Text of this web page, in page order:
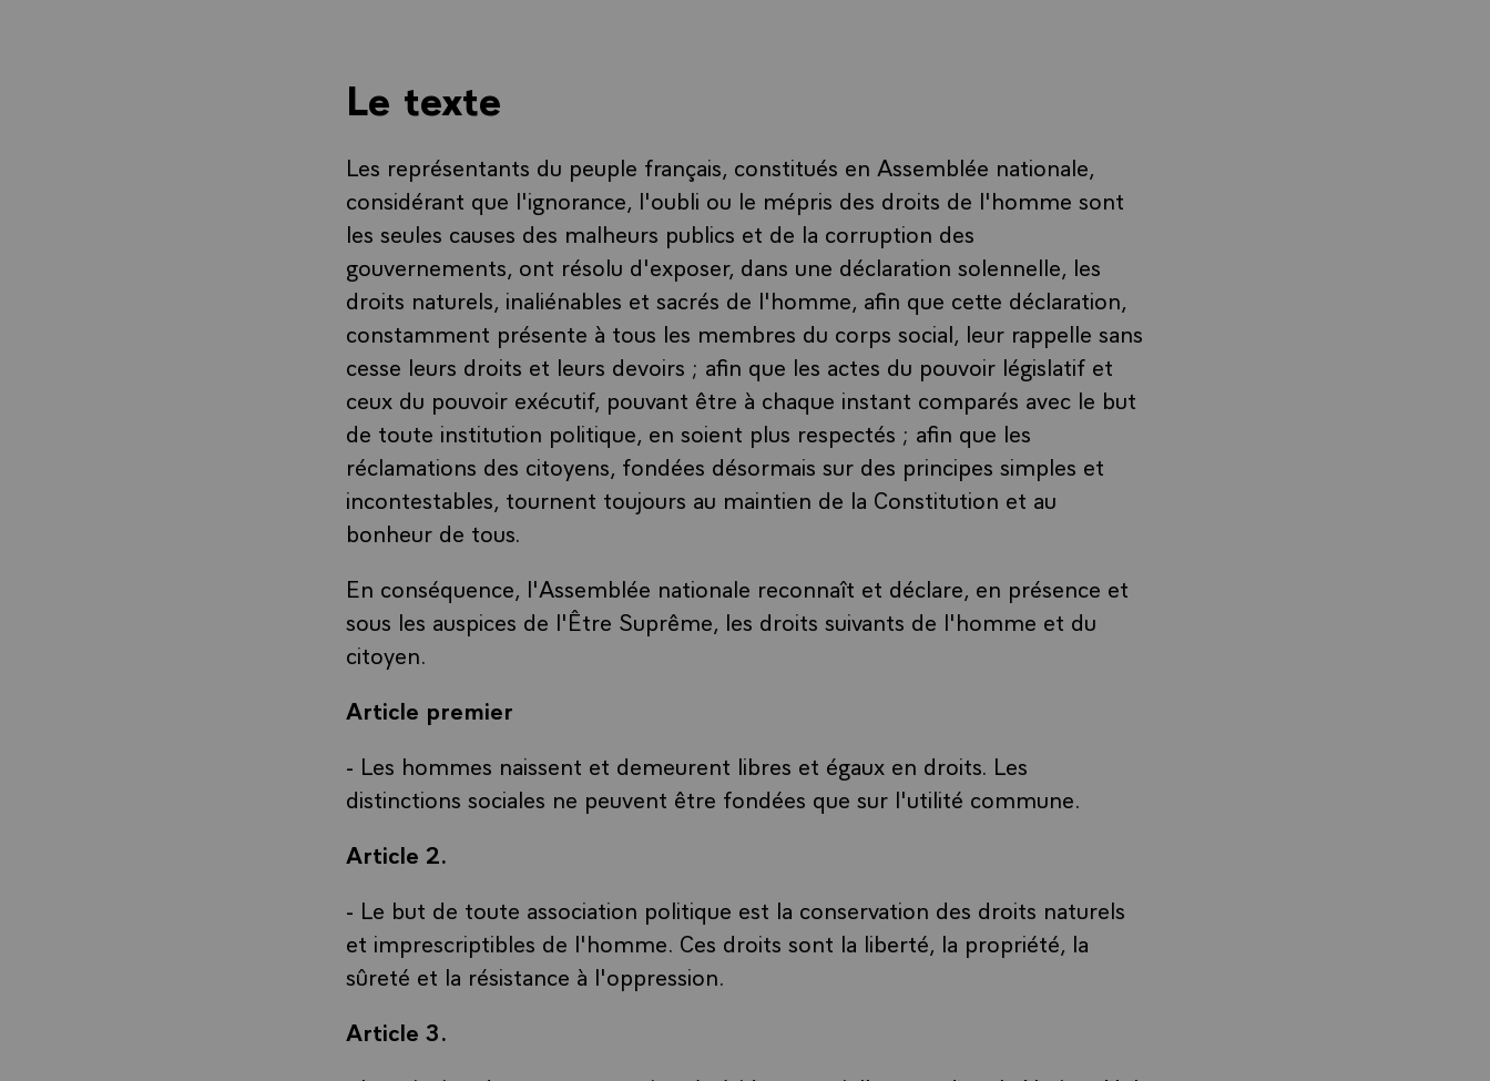
Le texte
Les représentants du peuple français, constitués en Assemblée nationale,
considérant que l'ignorance, l'oubli ou le mépris des droits de l'homme sont
les seules causes des malheurs publics et de la corruption des
gouvernements, ont résolu d'exposer, dans une déclaration solennelle, les
droits naturels, inaliénables et sacrés de l'homme, afin que cette déclaration,
constamment présente à tous les membres du corps social, leur rappelle sans
cesse leurs droits et leurs devoirs ; afin que les actes du pouvoir législatif et
ceux du pouvoir exécutif, pouvant être à chaque instant comparés avec le but
de toute institution politique, en soient plus respectés ; afin que les
réclamations des citoyens, fondées désormais sur des principes simples et
incontestables, tournent toujours au maintien de la Constitution et au
bonheur de tous.
En conséquence, l'Assemblée nationale reconnaît et déclare, en présence et
sous les auspices de l'Être Suprême, les droits suivants de l'homme et du
citoyen.
Article premier
- Les hommes naissent et demeurent libres et égaux en droits. Les
distinctions sociales ne peuvent être fondées que sur l'utilité commune.
Article 2.
- Le but de toute association politique est la conservation des droits naturels
et imprescriptibles de l'homme. Ces droits sont la liberté, la propriété, la
sûreté et la résistance à l'oppression.
Article 3.